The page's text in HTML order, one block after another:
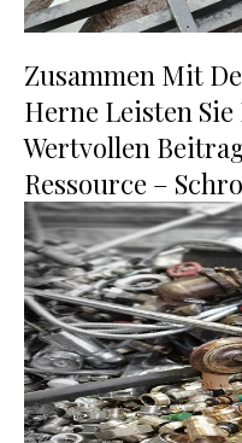
Zusammen Mit
Herne Leisten
Wertvollen
Ressource –